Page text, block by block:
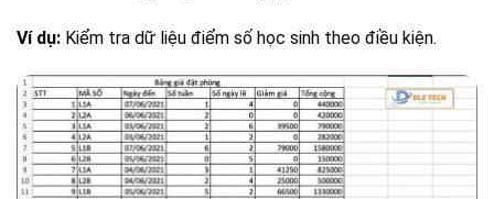
Ví dụ: Kiểm tra dữ liệu điểm số học sinh theo điều kiện.